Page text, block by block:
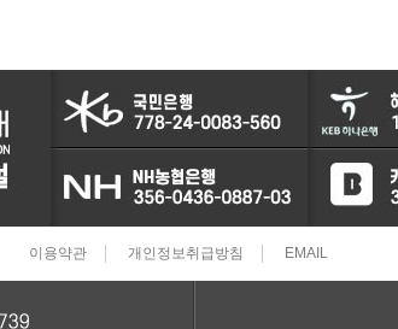
이용약관 개인정보취급방침 EMAIL